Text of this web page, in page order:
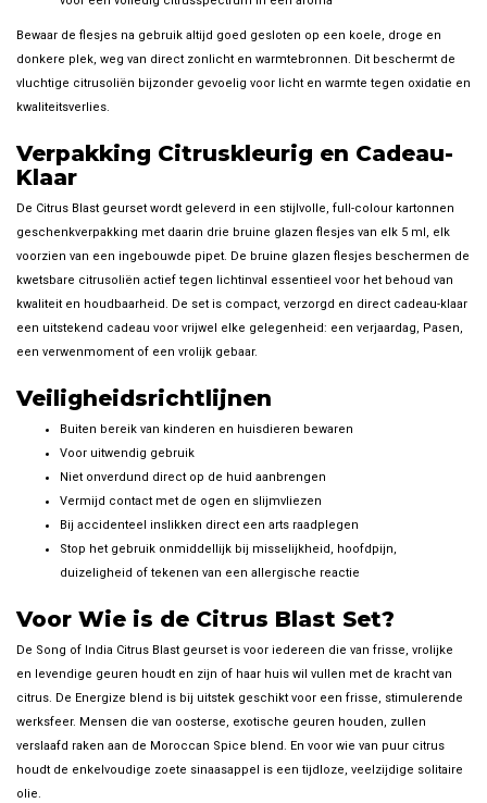
Bewaar de flesjes na gebruik altijd goed gesloten op een koele, droge en
donkere plek, weg van direct zonlicht en warmtebronnen. Dit beschermt de
vluchtige citrusoliën bijzonder gevoelig voor licht en warmte tegen oxidatie en
kwaliteitsverlies.
Verpakking Citruskleurig en Cadeau-
Klaar
De Citrus Blast geurset wordt geleverd in een stijlvolle, full-colour kartonnen
geschenkverpakking met daarin drie bruine glazen flesjes van elk 5 ml, elk
voorzien van een ingebouwde pipet. De bruine glazen flesjes beschermen de
kwetsbare citrusoliën actief tegen lichtinval essentieel voor het behoud van
kwaliteit en houdbaarheid. De set is compact, verzorgd en direct cadeau-klaar
een uitstekend cadeau voor vrijwel elke gelegenheid: een verjaardag, Pasen,
een verwenmoment of een vrolijk gebaar.
Veiligheidsrichtlijnen
Buiten bereik van kinderen en huisdieren bewaren
Voor uitwendig gebruik
Niet onverdund direct op de huid aanbrengen
Vermijd contact met de ogen en slijmvliezen
Bij accidenteel inslikken direct een arts raadplegen
Stop het gebruik onmiddellijk bij misselijkheid, hoofdpijn,
duizeligheid of tekenen van een allergische reactie
Voor Wie is de Citrus Blast Set?
De Song of India Citrus Blast geurset is voor iedereen die van frisse, vrolijke
en levendige geuren houdt en zijn of haar huis wil vullen met de kracht van
citrus. De Energize blend is bij uitstek geschikt voor een frisse, stimulerende
werksfeer. Mensen die van oosterse, exotische geuren houden, zullen
verslaafd raken aan de Moroccan Spice blend. En voor wie van puur citrus
houdt de enkelvoudige zoete sinaasappel is een tijdloze, veelzijdige solitaire
olie.